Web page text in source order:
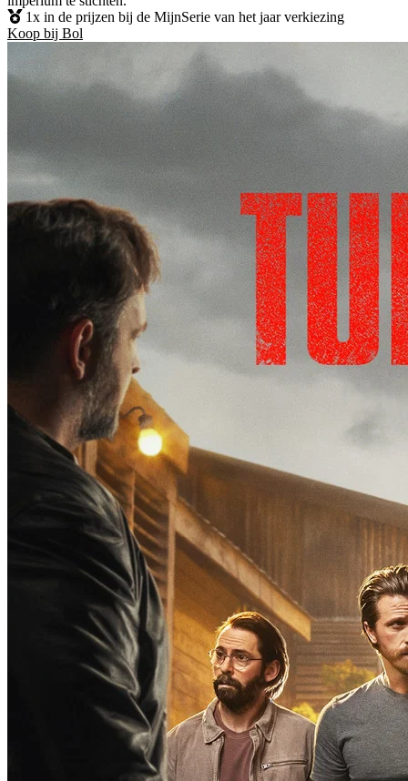
1x in de prijzen bij de MijnSerie van het jaar verkiezing
Koop bij Bol